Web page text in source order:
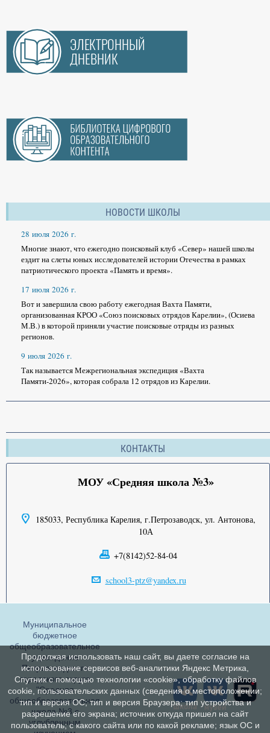
НОВОСТИ ШКОЛЫ
28 июля 2026 г.
Многие знают, что ежегодно поисковый клуб «Север» нашей школы
ездит на слеты юных исследователей истории Отечества в рамках
патриотического проекта «Память и время».
17 июля 2026 г.
Вот и завершила свою работу ежегодная Вахта Памяти,
организованная КРОО «Союз поисковых отрядов Карелии», (Осиева
М.В.) в которой приняли участие поисковые отряды из разных
регионов.
9 июля 2026 г.
Так называется Межрегиональная экспедиция «Вахта
Памяти-2026», которая собрала 12 отрядов из Карелии.
КОНТАКТЫ
МОУ «Средняя школа №3»
185033, Республика Карелия, г.Петрозаводск, ул. Антонова,
10А
+7(8142)52-84-04
school3-ptz@yandex.ru
Муниципальное
бюджетное
общеобразовательное
учреждение
Петрозаводского
городского округа
"Средняя
общеобразовательная
школа №3 с
углубленным
Продолжая использовать наш сайт, вы даете согласие на
использование сервисов веб-аналитики Яндекс Метрика,
Спутник с помощью технологии «cookie», обработку файлов
cookie, пользовательских данных (сведения о местоположении;
тип и версия ОС; тип и версия Браузера; тип устройства и
разрешение его экрана; источник откуда пришел на сайт
пользователь; с какого сайта или по какой рекламе; язык ОС и